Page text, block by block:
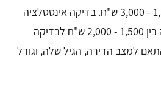
דירה המחיר יהיה בין 1,500 - 3,000 ש"ח. בדיקה אינסטלציה
לצורך קבל טופס 4 תעלה בין 1,500 - 2,000 ש"ח לבדיקה
למצב הדירה, הגיל שלה, וגודל